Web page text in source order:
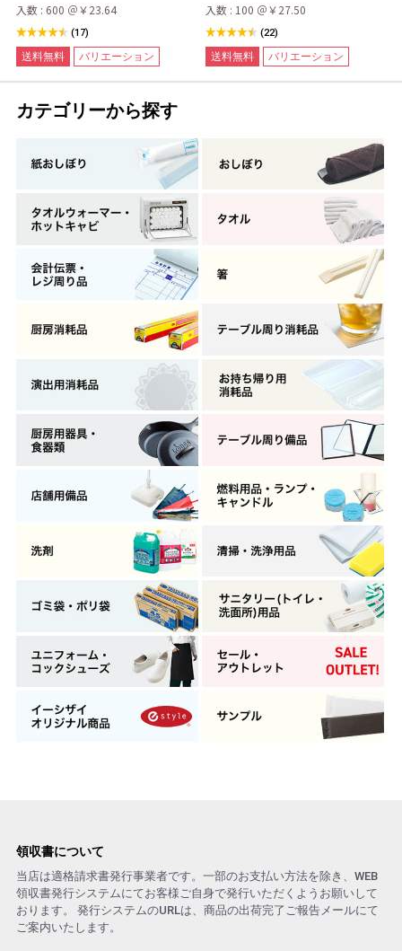
入数 : 600 ＠￥23.64
(17)
送料無料 バリエーション
入数 : 100 ＠￥27.50
(22)
送料無料 バリエーション
カテゴリーから探す
領収書について
当店は適格請求書発行事業者です。一部のお支払い方法を除き、WEB
領収書発行システムにてお客様ご自身で発行いただくようお願いして
おります。 発行システムのURLは、商品の出荷完了ご報告メールにて
ご案内いたします。